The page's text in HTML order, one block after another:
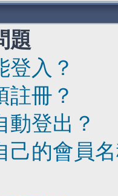
題
登入？
註冊？
動登出？
己的會員